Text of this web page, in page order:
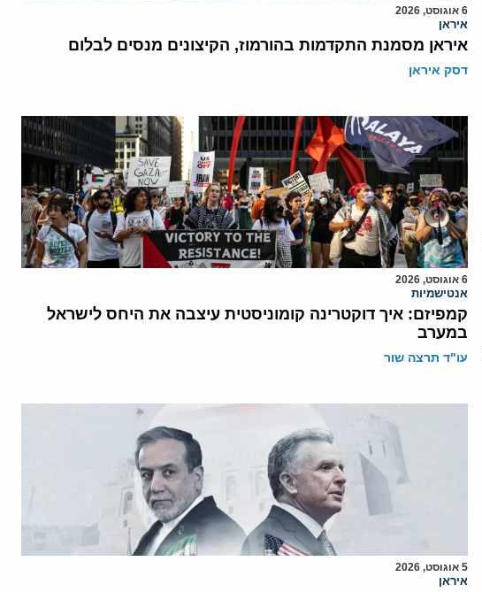
6 אוגוסט, 2026
איראן
איראן מסמנת התקדמות בהורמוז, הקיצונים מנסים לבלום
דסק איראן
6 אוגוסט, 2026
אנטישמיות
קמפיזם: איך דוקטרינה קומוניסטית עיצבה את היחס לישראל
במערב
עו"ד תרצה שור
5 אוגוסט, 2026
איראן